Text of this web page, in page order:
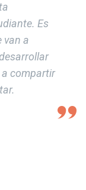
Es
van a
compartir